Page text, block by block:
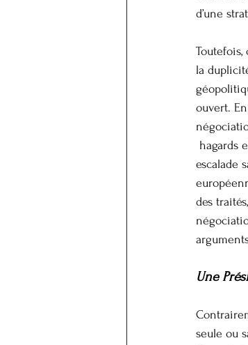
d’une
Toutefois,
la
ouvert.
hagards
escalade
des
Une
seule ou